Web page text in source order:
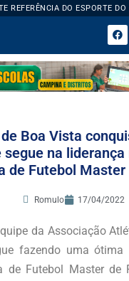
REFERÊNCIA DO ESPORTE DO
Boa Vista
na liderança
de Futebol
Romulo 17/04/2022
da Associação
fazendo uma ótima
de Futebol Master de